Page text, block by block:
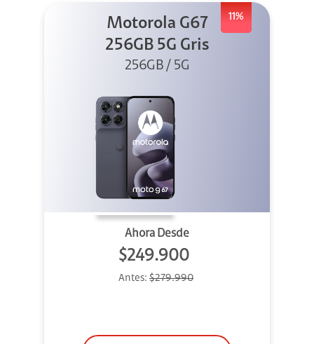
11%
Motorola G67
256GB 5G Gris
256GB / 5G
Ahora Desde
$249.900
Antes: $279.990